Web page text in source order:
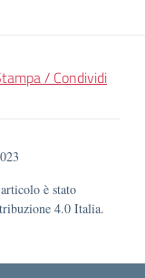
/ Condividi
è stato
4.0 Italia.